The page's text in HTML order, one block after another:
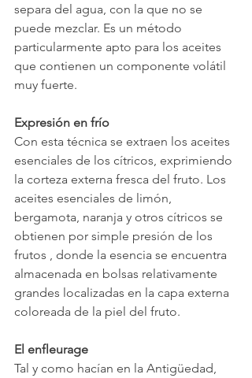
separa del agua, con la que no se
puede mezclar. Es un método
particularmente apto para los aceites
que contienen un componente volátil
muy fuerte.
Expresión en frío
Con esta técnica se extraen los aceites
esenciales de los cítricos, exprimiendo
la corteza externa fresca del fruto. Los
aceites esenciales de limón,
bergamota, naranja y otros cítricos se
obtienen por simple presión de los
frutos , donde la esencia se encuentra
almacenada en bolsas relativamente
grandes localizadas en la capa externa
coloreada de la piel del fruto.
El enfleurage
Tal y como hacían en la Antigüedad,